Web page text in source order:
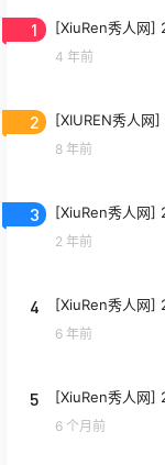
1 [XiuRen秀人网]
4 年前
2 [XIUREN秀人
8 年前
3 [XiuRen秀人网]
2 年前
4 [XiuRen秀人网]
6 年前
5 [XiuRen秀人网]
6 个月前